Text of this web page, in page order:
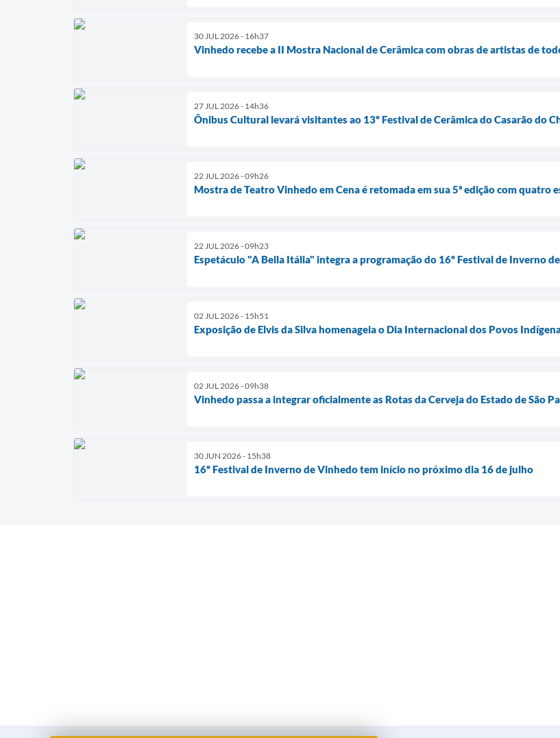
30 JUL 2026 - 16h37
Vinhedo recebe a II Mostra Nacional de Cerâmica com obras de artistas de
27 JUL 2026 - 14h36
Ônibus Cultural levará visitantes ao 13º Festival de Cerâmica do Casarão do
22 JUL 2026 - 09h26
Mostra de Teatro Vinhedo em Cena é retomada em sua 5ª edição com quatro
22 JUL 2026 - 09h23
Espetáculo "A Bella Itália" integra a programação do 16º Festival de Inverno
02 JUL 2026 - 15h51
Exposição de Elvis da Silva homenageia o Dia Internacional dos Povos
02 JUL 2026 - 09h38
Vinhedo passa a integrar oficialmente as Rotas da Cerveja do Estado de São
30 JUN 2026 - 15h38
16º Festival de Inverno de Vinhedo tem início no próximo dia 16 de julho